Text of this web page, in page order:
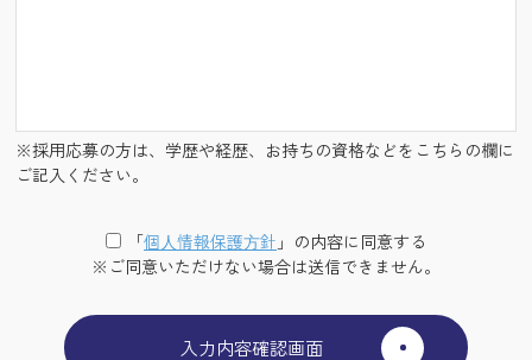
※採用応募の方は、学歴や経歴、お持ちの資格などをこちらの欄に
ご記入ください。
「個⼈情報保護⽅針 」の内容に同意する
※ご同意いただけない場合は送信できません。